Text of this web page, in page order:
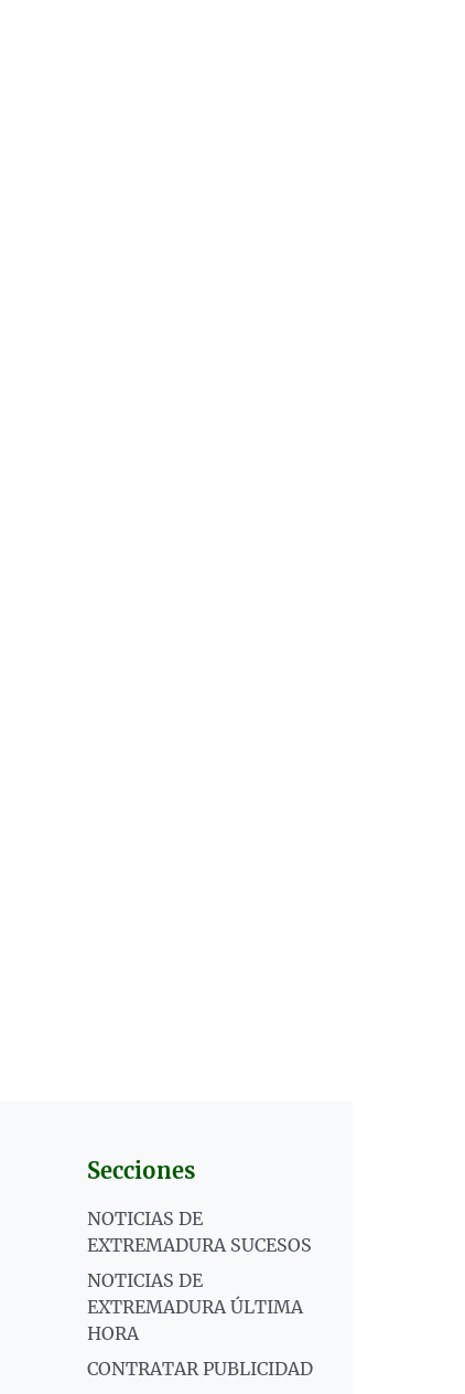
Secciones
NOTICIAS DE
EXTREMADURA SUCESOS
NOTICIAS DE
EXTREMADURA ÚLTIMA
HORA
CONTRATAR PUBLICIDAD